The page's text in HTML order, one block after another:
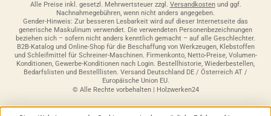
Alle Preise inkl. gesetzl. Mehrwertsteuer zzgl. Versandkostenund ggf.
Nachnahmegebühren, wenn nicht anders angegeben.
Gender-Hinweis: Zur besseren Lesbarkeit wird auf dieser Internetseite das
generische Maskulinum verwendet. Die verwendeten Personenbezeichnungen
beziehen sich – sofern nicht anders kenntlich gemacht – auf alle Geschlechter.
B2B-Katalog und Online-Shop für die Beschaffung von Werkzeugen, Klebstoffen
und Schleifmittel für Schreiner-Maschinen. Firmenkonto, Netto-Preise, Volumen-
Konditionen, Gewerbe-Konditionen nach Login. Bestellhistorie, Wiederbestellen,
Bedarfslisten und Bestelllisten. Versand Deutschland DE / Österreich AT /
Europäische Union EU.
© Alle Rechte vorbehalten | Holzwerken24